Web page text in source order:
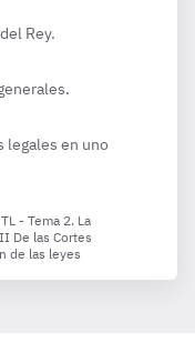
Rey.
legales en uno
- Tema 2. La
De las Cortes
de las leyes